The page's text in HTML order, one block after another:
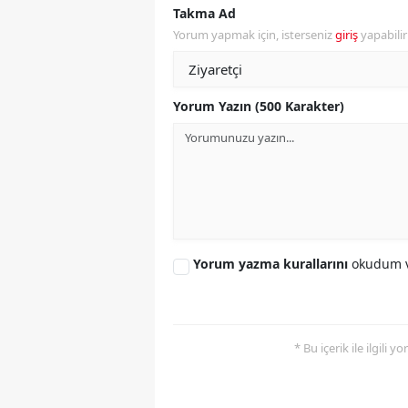
Takma Ad
Yorum yapmak için, istersenizgiriş
Yorum Yazın (500 Karakter)
Yorum yazma kurallarını okudum
* Bu içerik ile ilgili